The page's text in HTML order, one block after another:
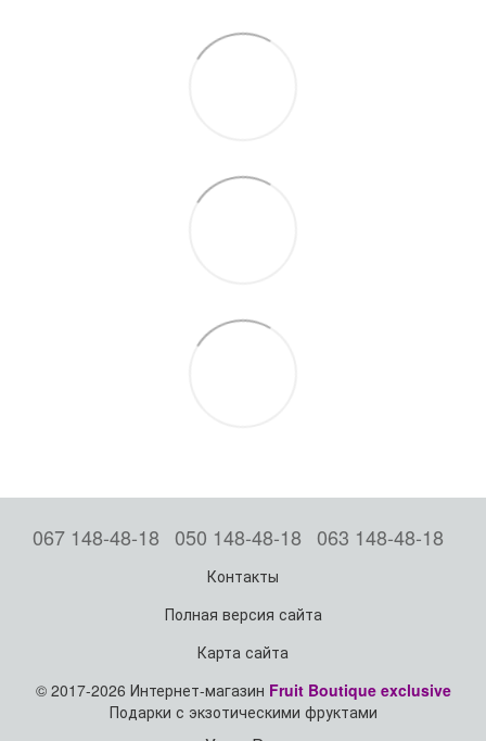
067 148-48-18 050 148-48-18 063 148-48-18
Контакты
Полная версия сайта
Карта сайта
© 2017-2026 Интернет-магазин Fruit Boutique exclusive
Подарки с экзотическими фруктами